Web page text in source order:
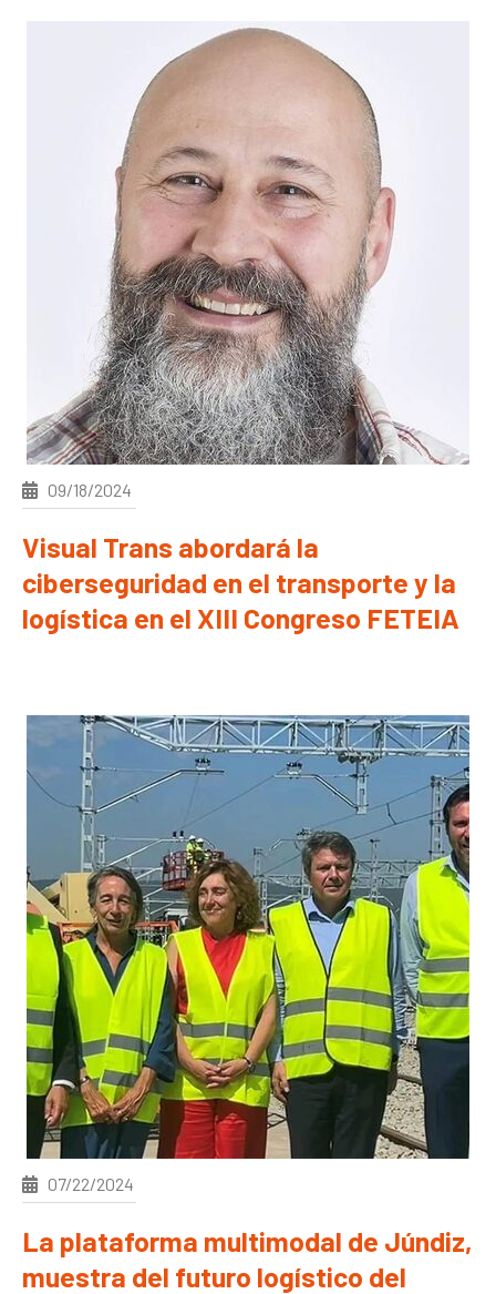
09/18/2024
Visual Trans abordará la
ciberseguridad en el transporte y la
logística en el XIII Congreso FETEIA
07/22/2024
La plataforma multimodal de Júndiz,
muestra del futuro logístico del